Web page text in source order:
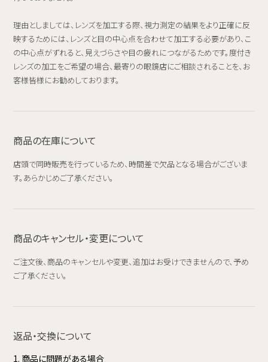
理由としましては、レンズを加工する際、視力測定の結果をより正確に反
映するためには、レンズと目の中心点を合わせて加工する必要があり、こ
の中心点がずれると、見えづらさや目の疲れにつながるためです。度付き
レンズの加工をご希望の場合、最寄りの眼鏡店にご相談されることを、お
客様皆様にお勧めしております。
商品の在庫について
店頭で同時販売を行っているため、時間差で欠品となる場合がございま
す。あらかじめご了承ください。
商品のキャンセル・変更について
ご注文後、商品のキャンセルや変更、追加はお受けできませんので、予め
ご了承ください。
返品・交換について
1. 商品に問題がある場合